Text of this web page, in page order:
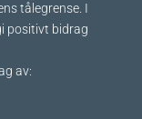
tålegrense. I
positivt bidrag
av: